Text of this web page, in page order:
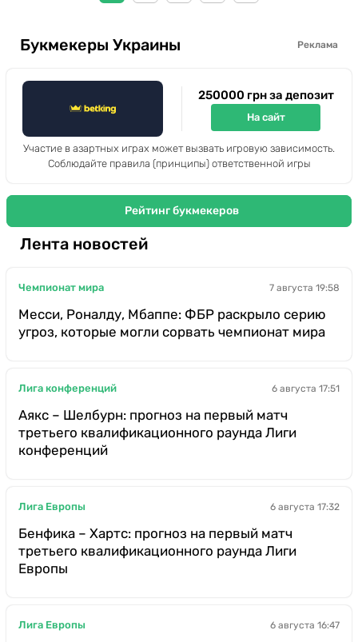
Букмекеры Украины Реклама
250000 грн за депозит
На сайт
Участие в азартных играх может вызвать игровую зависимость.
Соблюдайте правила (принципы) ответственной игры
Рейтинг букмекеров
Лента новостей
Чемпионат мира 7 августа 19:58
Месси, Роналду, Мбаппе: ФБР раскрыло серию
угроз, которые могли сорвать чемпионат мира
Лига конференций 6 августа 17:51
Аякс – Шелбурн: прогноз на первый матч
третьего квалификационного раунда Лиги
конференций
Лига Европы 6 августа 17:32
Бенфика – Хартс: прогноз на первый матч
третьего квалификационного раунда Лиги
Европы
Лига Европы 6 августа 16:47